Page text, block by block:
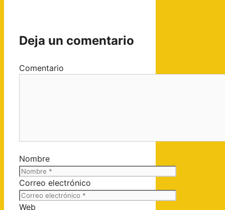
Deja un comentario
Comentario
Nombre
Correo electrónico
Web